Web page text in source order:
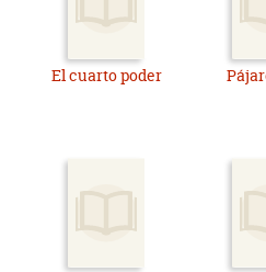
El cuarto poder